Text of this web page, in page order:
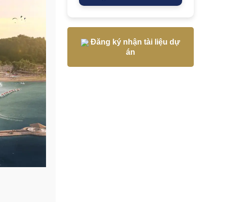
Đăng ký nhận tài liệu dự
án